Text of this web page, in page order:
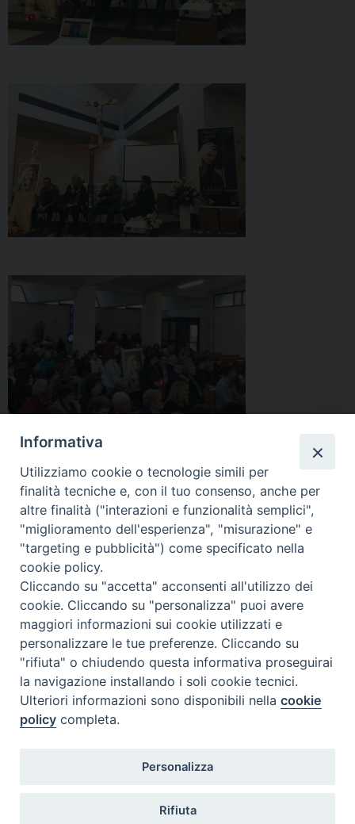
F
a
c
b
o
o
k
P
i
n
e
r
e
s
t
L
i
n
e
d
n
X
T
h
r
a
s
W
h
a
s
A
p
p
T
e
l
g
r
m
E
Educare alle relazioni:
affettività e sessualità in
adolescenza
Festa di San Timoteo,
compatrono di Termoli e
Diocesi
Piazza Sant'Antonio, 6
Curia Vescovile
Informativa
Utilizziamo cookie o tecnologie simili per
finalità tecniche e, con il tuo consenso, anche per
altre finalità ("interazioni e funzionalità semplici",
"miglioramento dell'esperienza", "misurazione" e
"targeting e pubblicità") come specificato nella
cookie policy.
Cliccando su "accetta" acconsenti all'utilizzo dei
cookie. Cliccando su "personalizza" puoi avere
maggiori informazioni sui cookie utilizzati e
personalizzare le tue preferenze. Cliccando su
"rifiuta" o chiudendo questa informativa proseguirai
la navigazione installando i soli cookie tecnici.
Ulteriori informazioni sono disponibili nellacookie
policy completa.
Personalizza
Rifiuta